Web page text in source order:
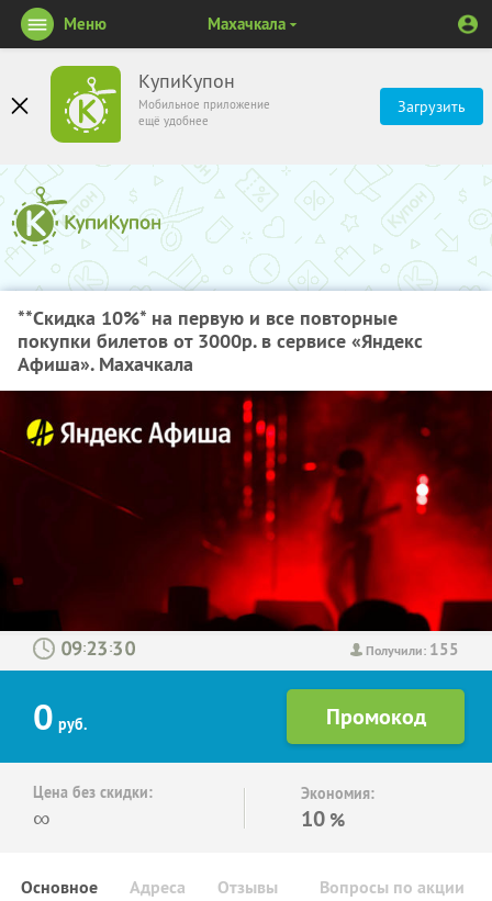
КупиКупон
Мобильное приложение
ещё удобнее
Загрузить
Меню Махачкала
**Скидка 10%* на первую и все повторные
покупки билетов от 3000р. в сервисе «Яндекс
Афиша». Махачкала
Получили: 155
: :
0 руб.
Цена без скидки:
∞
Экономия:
10 %
Основное Отзывы Вопросы по акции
Адреса